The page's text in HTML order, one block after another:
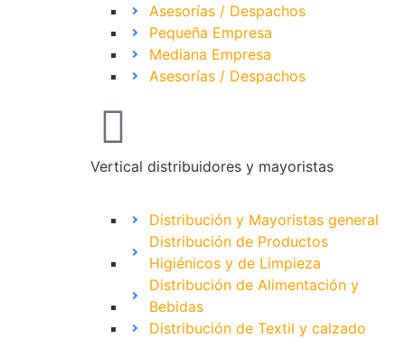
Asesorías / Despachos
Pequeña Empresa
Mediana Empresa
Asesorías / Despachos
Vertical distribuidores y mayoristas
Distribución y Mayoristas general
Distribución de Productos
Higiénicos y de Limpieza
Distribución de Alimentación y
Bebidas
Distribución de Textil y calzado